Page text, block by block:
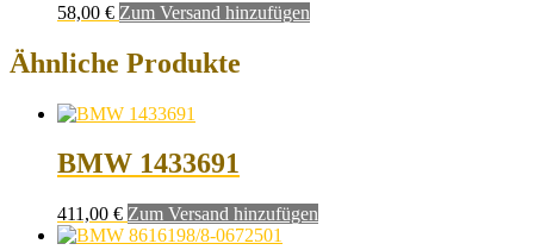
58,00 € Zum Versand hinzufügen
Ähnliche Produkte
BMW 1433691
411,00 € Zum Versand hinzufügen